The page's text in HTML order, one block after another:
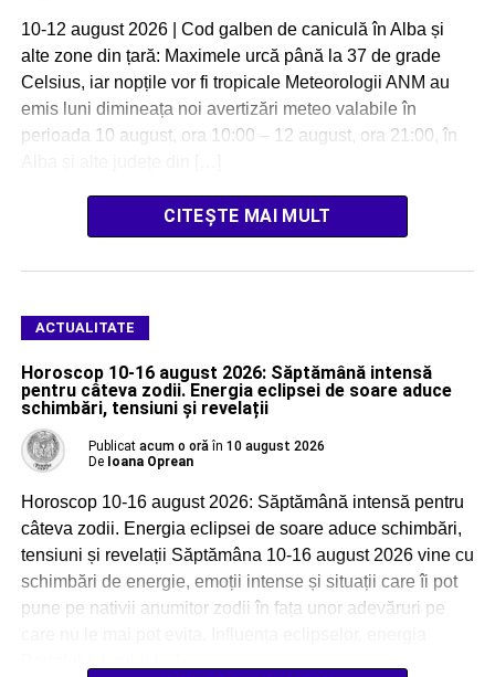
10-12 august 2026 | Cod galben de caniculă în Alba și
alte zone din țară: Maximele urcă până la 37 de grade
Celsius, iar nopțile vor fi tropicale Meteorologii ANM au
emis luni dimineața noi avertizări meteo valabile în
perioada 10 august, ora 10:00 – 12 august, ora 21:00, în
CITEȘTE MAI MULT
ACTUALITATE
Horoscop 10-16 august 2026: Săptămână intensă
pentru câteva zodii. Energia eclipsei de soare aduce
schimbări, tensiuni și revelații
Publicat acum o oră în 10 august 2026
De Ioana Oprean
Horoscop 10-16 august 2026: Săptămână intensă pentru
câteva zodii. Energia eclipsei de soare aduce schimbări,
tensiuni și revelații Săptămâna 10-16 august 2026 vine cu
schimbări de energie, emoții intense și situații care îi pot
pune pe nativii anumitor zodii în fața unor adevăruri pe